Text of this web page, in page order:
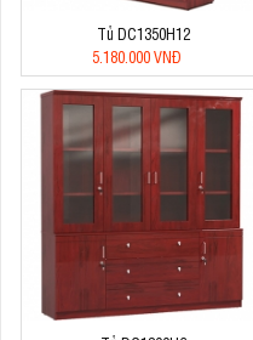
Tủ DC1350H12
5.180.000 VNĐ